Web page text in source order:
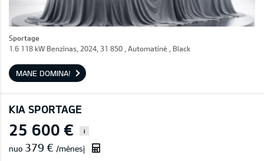
Sportage
1.6 118 kW Benzinas, 2024, 31 850 , Automatinė , Black
MANE DOMINA!
KIA SPORTAGE
25 600 € i
nuo 379 € /mėnesį